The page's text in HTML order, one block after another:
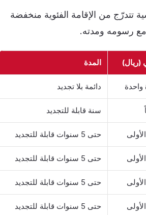
2026 سبعة منتجات رئيسية تتدرّج من الإقامة الفئوية منخفضة
مع رسومه ومدته.
(ريال) المدة
دائمة بلا تجديد
سنة قابلة للتجديد
حتى 5 سنوات قابلة للتجديد
حتى 5 سنوات قابلة للتجديد
حتى 5 سنوات قابلة للتجديد
حتى 5 سنوات قابلة للتجديد